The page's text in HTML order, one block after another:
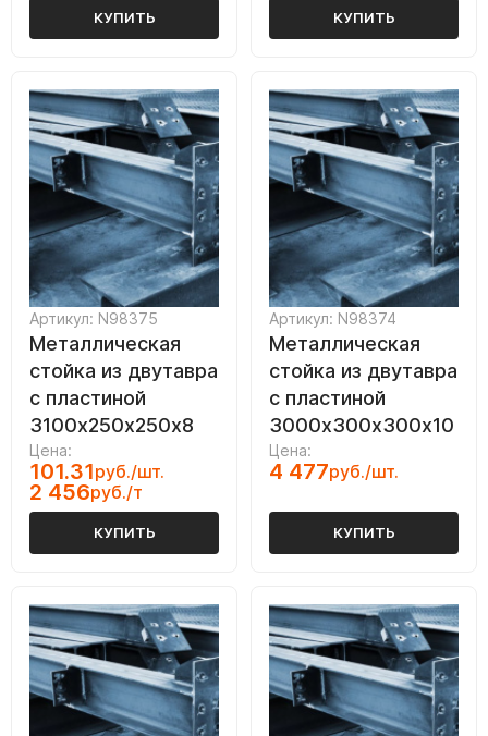
КУПИТЬ КУПИТЬ
Артикул: N98375
Металлическая
стойка из двутавра
с пластиной
3100х250х250х8
Цена:
101.31руб./шт.
2 456руб./т
КУПИТЬ
Артикул: N98374
Металлическая
стойка из двутавра
с пластиной
3000х300х300х10
Цена:
4 477руб./шт.
КУПИТЬ